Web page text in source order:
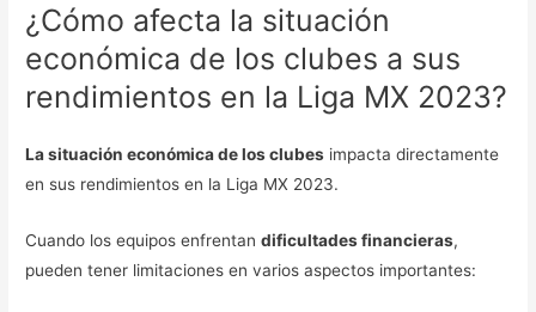
¿Cómo afecta la situación
económica de los clubes a sus
rendimientos en la Liga MX 2023?
La situación económica de los clubes impacta directamente
en sus rendimientos en la Liga MX 2023.
Cuando los equipos enfrentandificultades financieras,
pueden tener limitaciones en varios aspectos importantes: